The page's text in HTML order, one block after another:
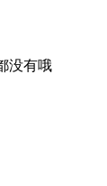
没有哦